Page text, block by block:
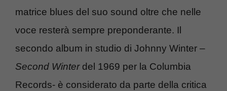
matrice blues del suo sound oltre che nelle
voce resterà sempre preponderante. Il
secondo album in studio di Johnny Winter –
Second Winterdel 1969 per la Columbia
Records- è considerato da parte della critica